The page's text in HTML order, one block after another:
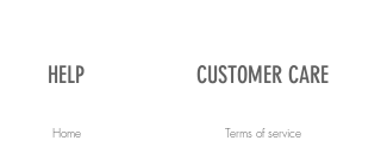
HELP
Home
CUSTOMER CARE
Terms of service